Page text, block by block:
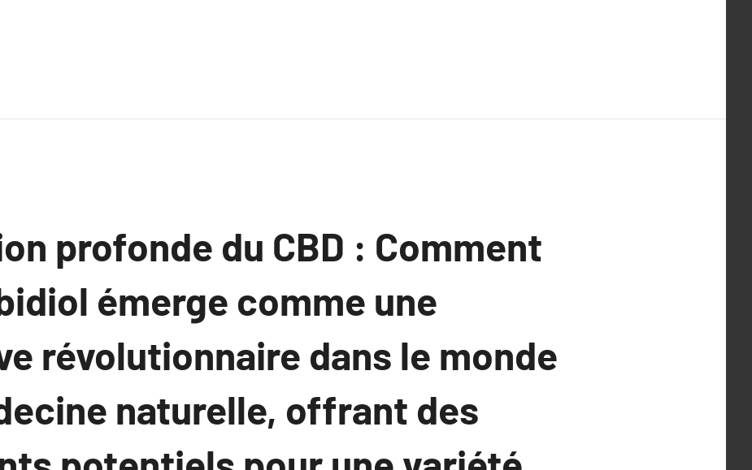
profonde du CBD : Comment
émerge comme une
révolutionnaire dans le monde
naturelle, offrant des